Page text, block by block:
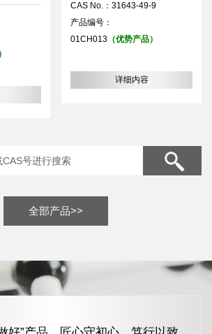
CAS No.：31643-49-9
产品编号：
01CH013（优势产品）
详细内容
全部产品>>